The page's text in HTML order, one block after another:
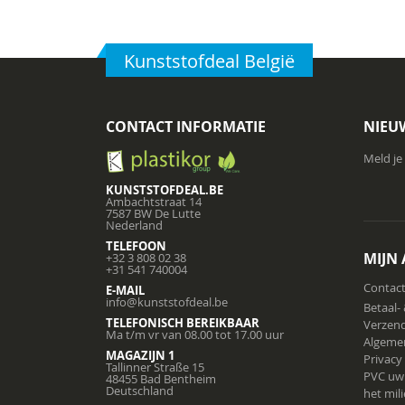
Kunststofdeal België
CONTACT INFORMATIE
KUNSTSTOFDEAL.BE
Ambachtstraat 14
7587 BW De Lutte
Nederland
TELEFOON
+32 3 808 02 38
+31 541 740004
E-MAIL
info@kunststofdeal.be
TELEFONISCH BEREIKBAAR
Ma t/m vr van 08.00 tot 17.00 uur
MAGAZIJN 1
Tallinner Straße 15
48455 Bad Bentheim
Deutschland
Meld
MIJN
Contact
Betaal-
PVC
het